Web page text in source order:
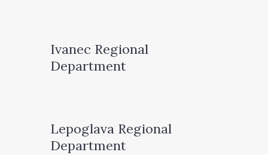
Ivanec Regional
Department
Lepoglava Regional
Department